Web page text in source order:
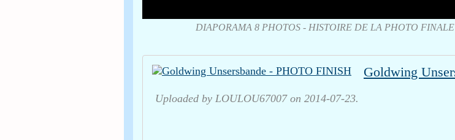
DIAPORAMA 8 PHOTOS - HISTOIRE DE LA PHOTO FINALE
Uploaded by LOULOU67007 on 2014-07-23.